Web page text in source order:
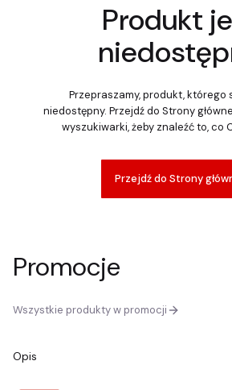
Produkt
Przepraszamy, produkt, którego
niedostępny. Przejdź do Strony
wyszukiwarki, żeby znaleźć to, co
Przejdź do Strony
Promocje
Wszystkie produkty w promocji
Opis